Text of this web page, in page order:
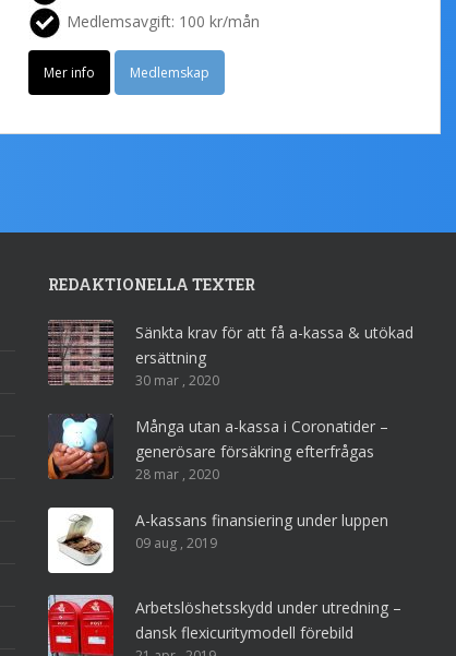
Medlemsavgift: 100 kr/mån
Mer info Medlemskap
REDAKTIONELLA TEXTER
Sänkta krav för att få a-kassa & utökad
ersättning
30 mar , 2020
Många utan a-kassa i Coronatider –
generösare försäkring efterfrågas
28 mar , 2020
A-kassans finansiering under luppen
09 aug , 2019
Arbetslöshetsskydd under utredning –
dansk flexicuritymodell förebild